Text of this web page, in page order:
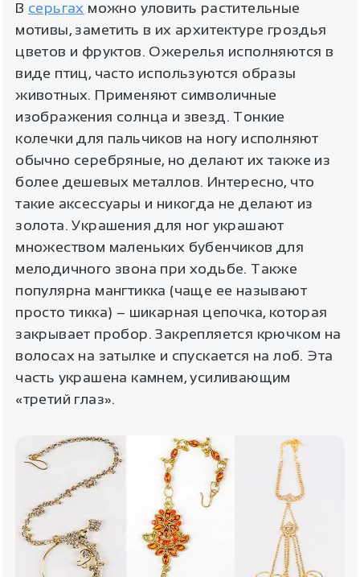
В серьгах можно уловить растительные
мотивы, заметить в их архитектуре гроздья
цветов и фруктов. Ожерелья исполняются в
виде птиц, часто используются образы
животных. Применяют символичные
изображения солнца и звезд. Тонкие
колечки для пальчиков на ногу исполняют
обычно серебряные, но делают их также из
более дешевых металлов. Интересно, что
такие аксессуары и никогда не делают из
золота. Украшения для ног украшают
множеством маленьких бубенчиков для
мелодичного звона при ходьбе. Также
популярна мангтикка (чаще ее называют
просто тикка) – шикарная цепочка, которая
закрывает пробор. Закрепляется крючком на
волосах на затылке и спускается на лоб. Эта
часть украшена камнем, усиливающим
«третий глаз».